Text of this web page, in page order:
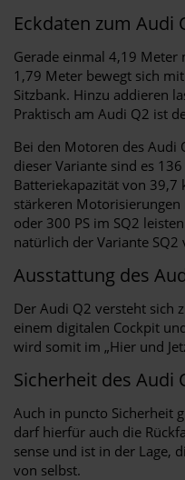
Eckdaten zum Audi
Gerade einmal 4,19
1,79 Meter bewegt sich
Sitzbank. Hinzu addieren
Praktisch am Audi Q2 ist
Bei den Motoren des Audi
dieser Variante sind es
Batteriekapazität von 39,7
stärkeren Motorisierungen
oder 300 PS im SQ2
natürlich der Variante SQ2
Ausstattung des
Der Audi Q2 versteht sich
einem digitalen Cockpit
wird somit im „Hier und
Sicherheit des Audi
Auch in puncto Sicherheit
darf hierfür auch die
sense und ist in der Lage,
von selbst.